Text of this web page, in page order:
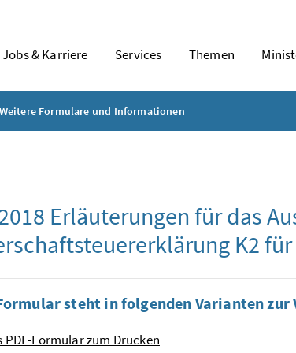
Jobs & Karriere Services Themen
Weitere Formulare und Informationen
Erläuterungen für das
K2 für
steht in folgenden Varianten zur
PDF-Formular zum Drucken